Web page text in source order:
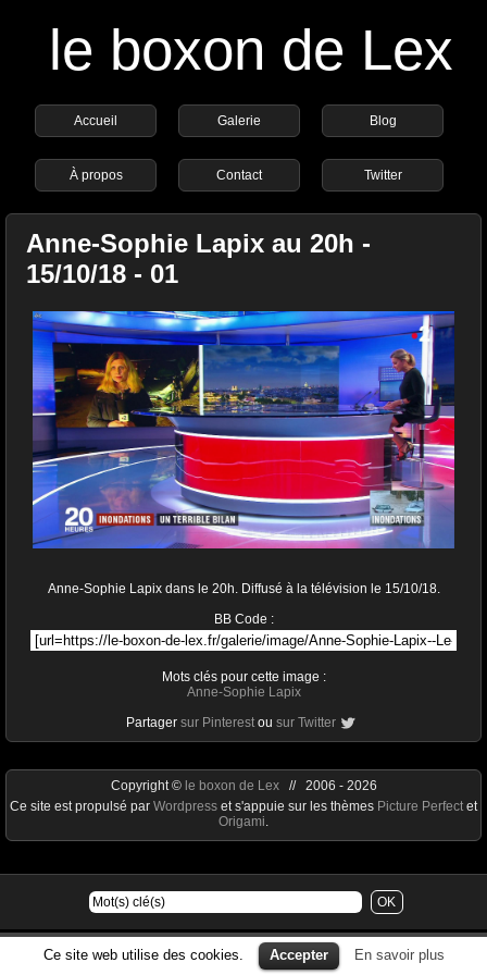
le boxon de Lex
Accueil Galerie Blog
À propos Contact Twitter
Anne-Sophie Lapix au 20h -
15/10/18 - 01
Anne-Sophie Lapix dans le 20h. Diffusé à la télévision le 15/10/18.
BB Code :
Mots clés pour cette image :
Anne-Sophie Lapix
Partager sur Pinterest ou sur Twitter
Ce site web utilise des cookies. Accepter En savoir plus
Copyright © le boxon de Lex// 2006 - 2026
Ce site est propulsé par Wordpress et s'appuie sur les thèmes Picture Perfect et
Origami